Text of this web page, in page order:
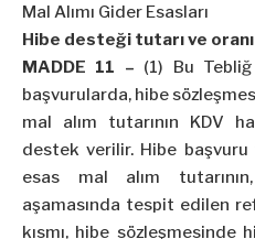
Mal Alımı Gider Esasları
Hibe desteği tutarı ve oranı
MADDE 11 – (1) Bu
başvurularda, hibe
mal alım tutarının KDV
destek verilir. Hibe
esas mal alım
aşamasında tespit edilen
kısmı, hibe sözleşmesinde